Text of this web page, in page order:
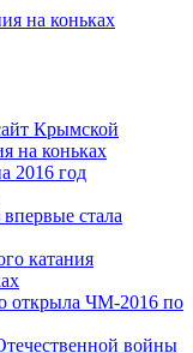
Крымской
на коньках
2016 год
стала
катания
открыла ЧМ-2016 по
войны